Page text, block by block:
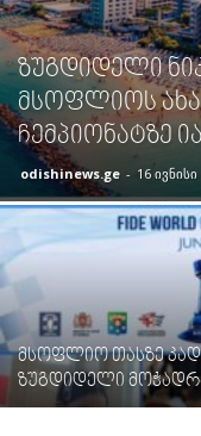
ზუგდიდელი
მსოფლიოს
ჩემპიონატზე
odishinews.ge - 16
მსოფლიო თასზე
ზუგდიდელი